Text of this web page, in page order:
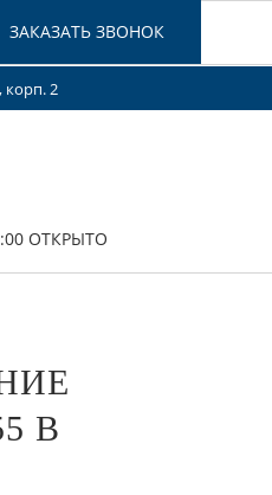
корп. 2
ОТКРЫТО
ЗАКАЗАТЬ ЗВОНОК
В